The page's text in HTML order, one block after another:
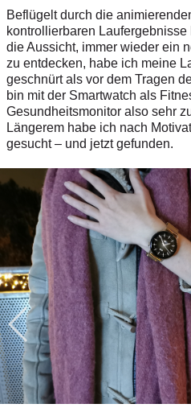
Beflügelt durch die
kontrollierbaren Laufergebnisse
die Aussicht, immer wieder ein
zu entdecken, habe ich meine
geschnürt als vor dem Tragen
bin mit der Smartwatch als
Gesundheitsmonitor also sehr
Längerem habe ich nach
gesucht – und jetzt gefunden.